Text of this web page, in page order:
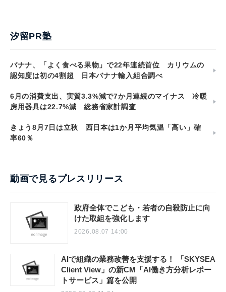
汐留PR塾
バナナ、「よく食べる果物」で22年連続首位 カリウムの
認知度は初の4割超 日本バナナ輸入組合調べ
6月の消費支出、実質3.3%減で7か月連続のマイナス 冷暖
房用器具は22.7%減 総務省家計調査
きょう8月7日は立秋 西日本は1か月平均気温「高い」確
率60％
動画で見るプレスリリース
政府全体でこども・若者の自殺防止に向
けた取組を強化します
2026.08.07 14:00
AIで組織の業務改善を支援する！ 「SKYSEA
Client View」の新CM「AI働き方分析レポー
トサービス」篇を公開